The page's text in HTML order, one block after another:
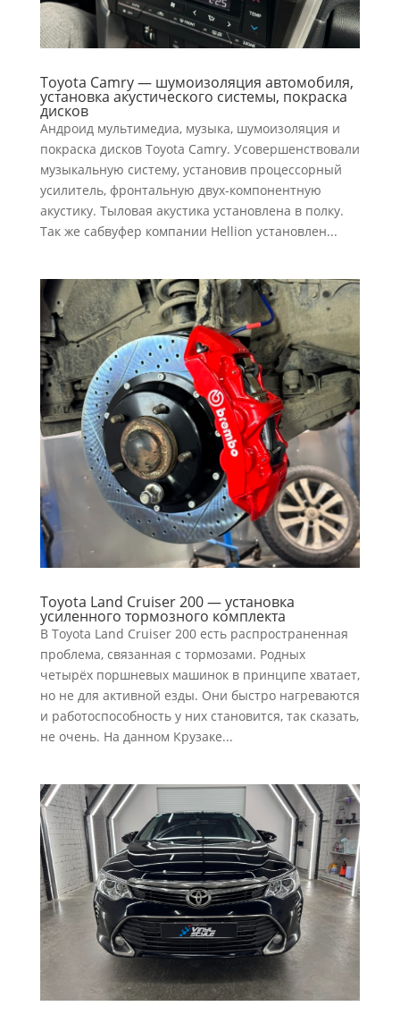
Toyota Camry — шумоизоляция автомобиля,
установка акустического системы, покраска
дисков
Андроид мультимедиа, музыка, шумоизоляция и
покраска дисков Toyota Camry. Усовершенствовали
музыкальную систему, установив процессорный
усилитель, фронтальную двух-компонентную
акустику. Тыловая акустика установлена в полку.
Так же сабвуфер компании Hellion установлен...
Toyota Land Cruiser 200 — установка
усиленного тормозного комплекта
В Toyota Land Cruiser 200 есть распространенная
проблема, связанная с тормозами. Родных
четырёх поршневых машинок в принципе хватает,
но не для активной езды. Они быстро нагреваются
и работоспособность у них становится, так сказать,
не очень. На данном Крузаке...